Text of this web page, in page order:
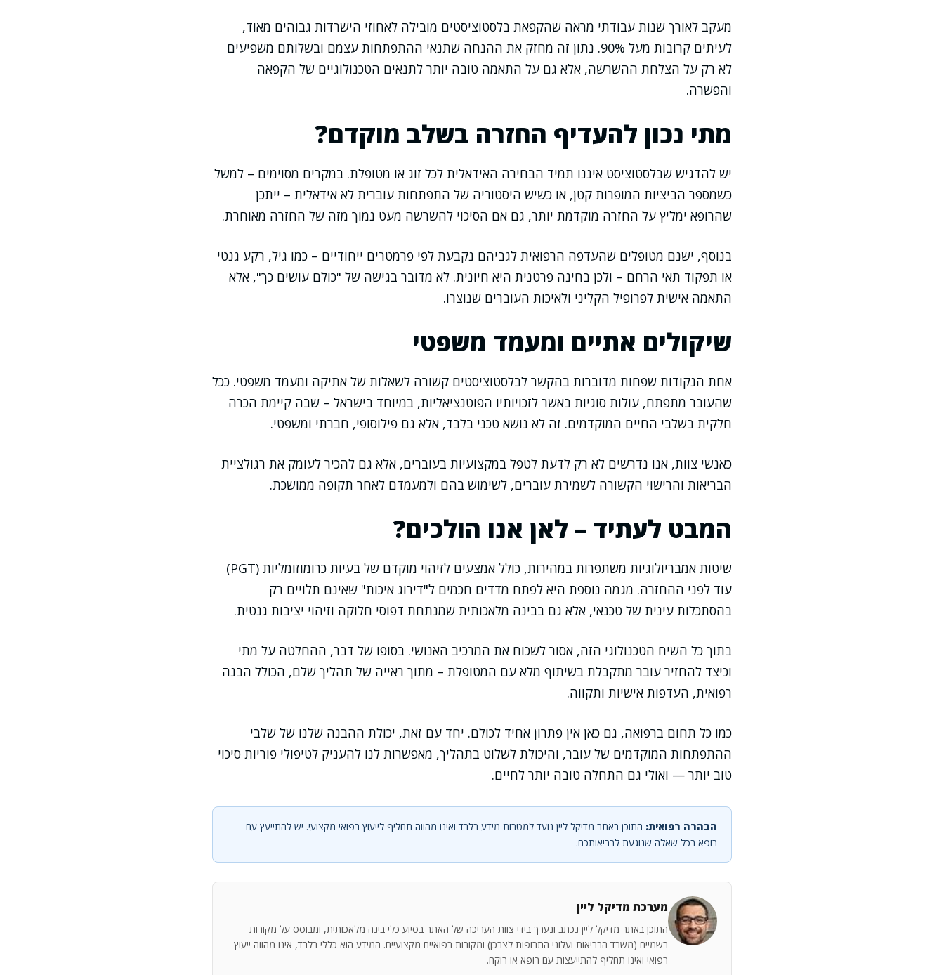
מעקב לאורך שנות עבודתי מראה שהקפאת בלסטוציסטים מובילה לאחוזי הישרדות גבוהים מאוד,
לעיתים קרובות מעל 90%. נתון זה מחזק את ההנחה שתנאי ההתפתחות עצמם ובשלותם משפיעים
לא רק על הצלחת ההשרשה, אלא גם על התאמה טובה יותר לתנאים הטכנולוגיים של הקפאה
והפשרה.
מתי נכון להעדיף החזרה בשלב מוקדם?
יש להדגיש שבלסטוציסט איננו תמיד הבחירה האידאלית לכל זוג או מטופלת. במקרים מסוימים – למשל
כשמספר הביציות המופרות קטן, או כשיש היסטוריה של התפתחות עוברית לא אידאלית – ייתכן
שהרופא ימליץ על החזרה מוקדמת יותר, גם אם הסיכוי להשרשה מעט נמוך מזה של החזרה מאוחרת.
בנוסף, ישנם מטופלים שהעדפה הרפואית לגביהם נקבעת לפי פרמטרים ייחודיים – כמו גיל, רקע גנטי
או תפקוד תאי הרחם – ולכן בחינה פרטנית היא חיונית. לא מדובר בגישה של "כולם עושים כך", אלא
התאמה אישית לפרופיל הקליני ולאיכות העוברים שנוצרו.
שיקולים אתיים ומעמד משפטי
אחת הנקודות שפחות מדוברות בהקשר לבלסטוציסטים קשורה לשאלות של אתיקה ומעמד משפטי. ככל
שהעובר מתפתח, עולות סוגיות באשר לזכויותיו הפוטנציאליות, במיוחד בישראל – שבה קיימת הכרה
חלקית בשלבי החיים המוקדמים. זה לא נושא טכני בלבד, אלא גם פילוסופי, חברתי ומשפטי.
כאנשי צוות, אנו נדרשים לא רק לדעת לטפל במקצועיות בעוברים, אלא גם להכיר לעומק את רגולציית
הבריאות והרישוי הקשורה לשמירת עוברים, לשימוש בהם ולמעמדם לאחר תקופה ממושכת.
המבט לעתיד – לאן אנו הולכים?
שיטות אמבריולוגיות משתפרות במהירות, כולל אמצעים לזיהוי מוקדם של בעיות כרומוזומליות (PGT)
עוד לפני ההחזרה. מגמה נוספת היא לפתח מדדים חכמים ל"דירוג איכות" שאינם תלויים רק
בהסתכלות עינית של טכנאי, אלא גם בבינה מלאכותית שמנתחת דפוסי חלוקה וזיהוי יציבות גנטית.
בתוך כל השיח הטכנולוגי הזה, אסור לשכוח את המרכיב האנושי. בסופו של דבר, ההחלטה על מתי
וכיצד להחזיר עובר מתקבלת בשיתוף מלא עם המטופלת – מתוך ראייה של תהליך שלם, הכולל הבנה
רפואית, העדפות אישיות ותקווה.
כמו כל תחום ברפואה, גם כאן אין פתרון אחיד לכולם. יחד עם זאת, יכולת ההבנה שלנו של שלבי
ההתפתחות המוקדמים של עובר, והיכולת לשלוט בתהליך, מאפשרות לנו להעניק לטיפולי פוריות סיכוי
טוב יותר — ואולי גם התחלה טובה יותר לחיים.
הבהרה רפואית: התוכן באתר מדיקל ליין נועד למטרות מידע בלבד ואינו מהווה תחליף לייעוץ רפואי מקצועי. יש להתייעץ עם
רופא בכל שאלה שנוגעת לבריאותכם.
מערכת מדיקל ליין
התוכן באתר מדיקל ליין נכתב ונערך בידי צוות העריכה של האתר בסיוע כלי בינה מלאכותית, ומבוסס על מקורות
רשמיים (משרד הבריאות ועלוני התרופות לצרכן) ומקורות רפואיים מקצועיים. המידע הוא כללי בלבד, אינו מהווה ייעוץ
רפואי ואינו תחליף להתייעצות עם רופא או רוקח.